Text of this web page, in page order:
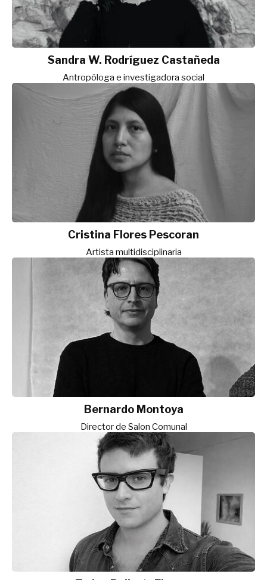
Sandra W. Rodríguez Castañeda
Antropóloga e investigadora social
Cristina Flores Pescoran
Artista multidisciplinaria
Bernardo Montoya
Director de Salon Comunal